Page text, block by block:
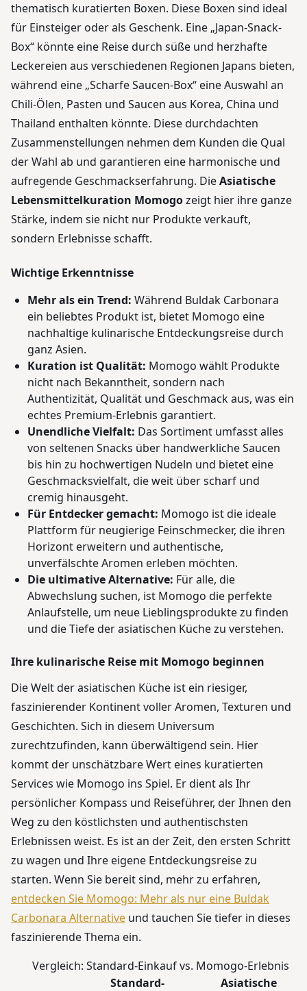
thematisch kuratierten Boxen. Diese Boxen sind ideal
für Einsteiger oder als Geschenk. Eine „Japan-Snack-
Box“ könnte eine Reise durch süße und herzhafte
Leckereien aus verschiedenen Regionen Japans bieten,
während eine „Scharfe Saucen-Box“ eine Auswahl an
Chili-Ölen, Pasten und Saucen aus Korea, China und
Thailand enthalten könnte. Diese durchdachten
Zusammenstellungen nehmen dem Kunden die Qual
der Wahl ab und garantieren eine harmonische und
aufregende Geschmackserfahrung. DieAsiatische
Lebensmittelkuration Momogozeigt hier ihre ganze
Stärke, indem sie nicht nur Produkte verkauft,
sondern Erlebnisse schafft.
Wichtige Erkenntnisse
Mehr als ein Trend: Während Buldak Carbonara
ein beliebtes Produkt ist, bietet Momogo eine
nachhaltige kulinarische Entdeckungsreise durch
ganz Asien.
Kuration ist Qualität: Momogo wählt Produkte
nicht nach Bekanntheit, sondern nach
Authentizität, Qualität und Geschmack aus, was ein
echtes Premium-Erlebnis garantiert.
Unendliche Vielfalt: Das Sortiment umfasst alles
von seltenen Snacks über handwerkliche Saucen
bis hin zu hochwertigen Nudeln und bietet eine
Geschmacksvielfalt, die weit über scharf und
cremig hinausgeht.
Für Entdecker gemacht: Momogo ist die ideale
Plattform für neugierige Feinschmecker, die ihren
Horizont erweitern und authentische,
unverfälschte Aromen erleben möchten.
Die ultimative Alternative: Für alle, die
Abwechslung suchen, ist Momogo die perfekte
Anlaufstelle, um neue Lieblingsprodukte zu finden
und die Tiefe der asiatischen Küche zu verstehen.
Ihre kulinarische Reise mit Momogo beginnen
Die Welt der asiatischen Küche ist ein riesiger,
faszinierender Kontinent voller Aromen, Texturen und
Geschichten. Sich in diesem Universum
zurechtzufinden, kann überwältigend sein. Hier
kommt der unschätzbare Wert eines kuratierten
Services wie Momogo ins Spiel. Er dient als Ihr
persönlicher Kompass und Reiseführer, der Ihnen den
Weg zu den köstlichsten und authentischsten
Erlebnissen weist. Es ist an der Zeit, den ersten Schritt
zu wagen und Ihre eigene Entdeckungsreise zu
starten. Wenn Sie bereit sind, mehr zu erfahren,
entdecken Sie Momogo: Mehr als nur eine Buldak
Carbonara Alternative und tauchen Sie tiefer in dieses
faszinierende Thema ein.
Vergleich: Standard-Einkauf vs. Momogo-Erlebnis
Standard-
Asiatische